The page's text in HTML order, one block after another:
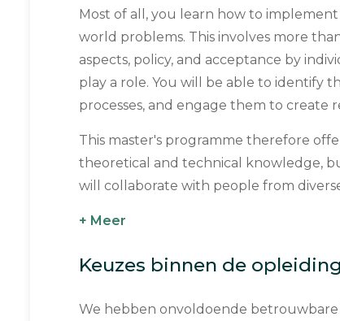
Most of all, you learn how to
world problems. This involves more
aspects, policy, and acceptance by
play a role. You will be able to identify
processes, and engage them to create
This master's programme therefore
theoretical and technical knowledge,
will collaborate with people from
+ Meer
Keuzes binnen de opleiding
We hebben onvoldoende